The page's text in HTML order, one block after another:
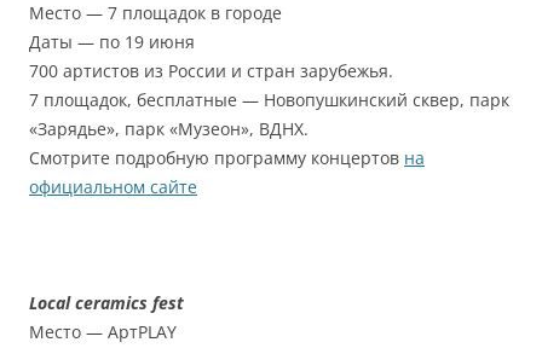
Место — 7 площадок в городе
Даты — по 19 июня
700 артистов из России и стран зарубежья.
7 площадок, бесплатные — Новопушкинский сквер, парк
«Зарядье», парк «Музеон», ВДНХ.
Смотрите подробную программу концертов на
официальном сайте
Local ceramics fest
Место — АртPLAY